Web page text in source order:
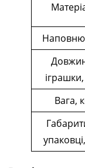
Вага,